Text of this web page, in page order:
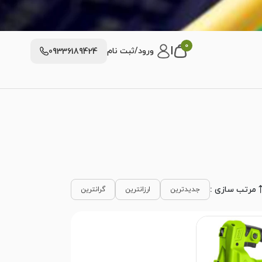
0 ورود/ثبت نام 09336189424
مرتب سازی : جدیدترین ارزانترین گرانترین